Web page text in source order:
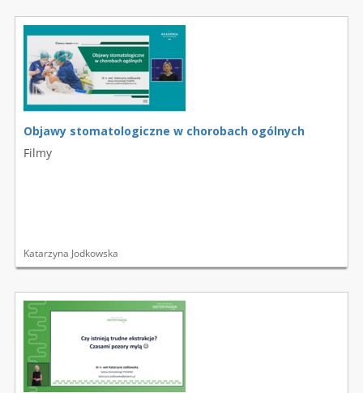
Objawy stomatologiczne w chorobach ogólnych
Filmy
Katarzyna Jodkowska